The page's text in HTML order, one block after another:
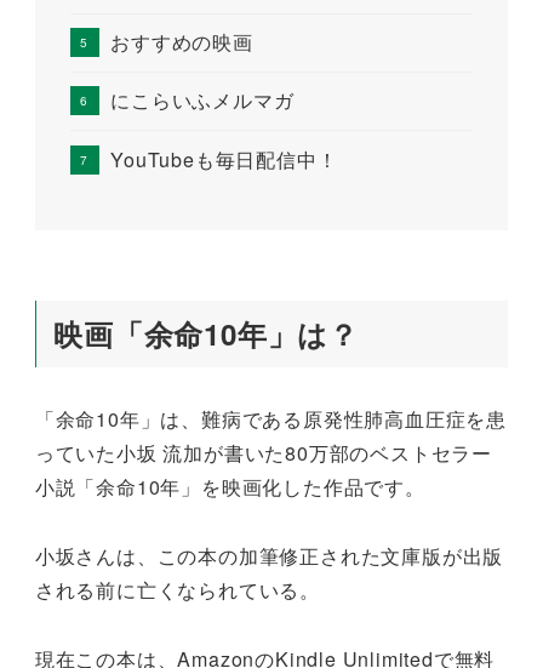
おすすめの映画
にこらいふメルマガ
YouTubeも毎日配信中！
映画「余命10年」は？
「余命10年」は、難病である原発性肺高血圧症を患
っていた小坂 流加が書いた80万部のベストセラー
小説「余命10年」を映画化した作品です。
小坂さんは、この本の加筆修正された文庫版が出版
される前に亡くなられている。
現在この本は、AmazonのKindle Unlimitedで無料